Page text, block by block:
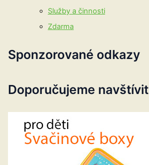
Služby a činnosti
Zdarma
Sponzorované odkazy
Doporučujeme navštívit